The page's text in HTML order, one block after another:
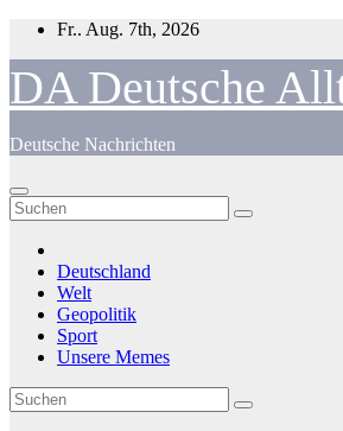
Zum
springen
Fr.. Aug. 7th, 2026
DA Deutsche
Deutsche Nachrichten
Deutschland
Welt
Geopolitik
Sport
Unsere Memes